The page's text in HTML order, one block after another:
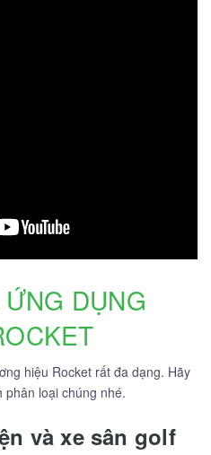
DỤNG
hiệu Rocket rất đa dạng. Hãy
loại chúng nhé.
và xe sân golf